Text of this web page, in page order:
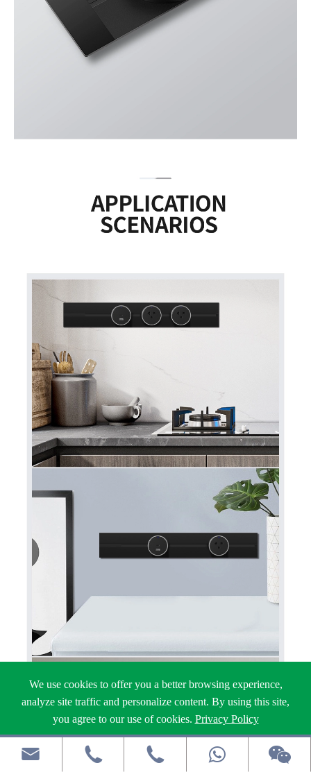
  
We use cookies to offer you a better browsing experience,
analyze site traffic and personalize content. By using this site,
you agree to our use of cookies. Privacy Policy